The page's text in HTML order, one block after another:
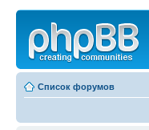
Список форумов